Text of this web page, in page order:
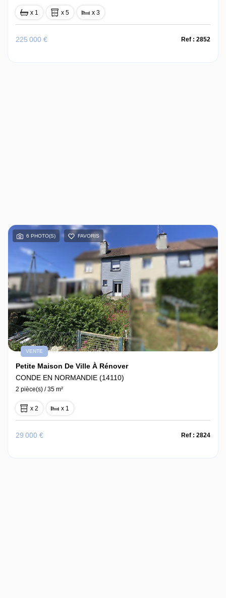
x 1 x 5 x 3
225 000 € Ref : 2852
6 PHOTO(S) FAVORIS
VENTE
Petite Maison De Ville À Rénover
CONDE EN NORMANDIE (14110)
2 pièce(s) / 35 m²
x 2 x 1
29 000 € Ref : 2824